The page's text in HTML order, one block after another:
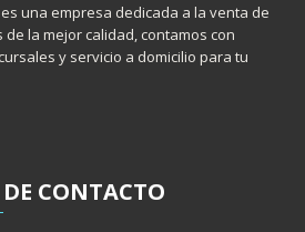
una empresa dedicada a la venta de
la mejor calidad, contamos con
y servicio a domicilio para tu
DE CONTACTO